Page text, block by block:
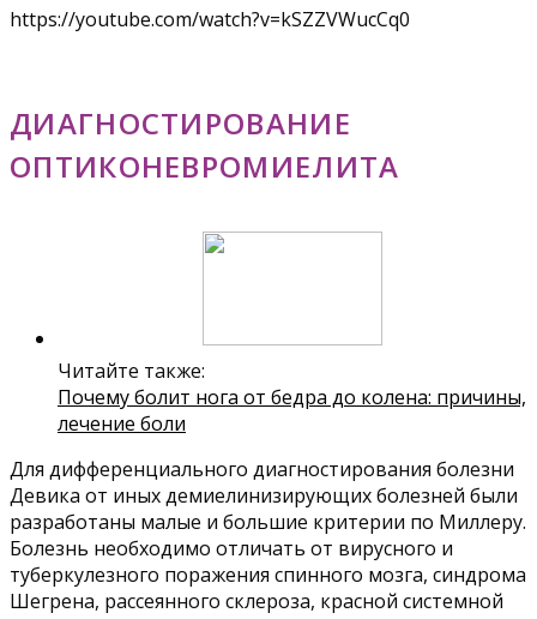
https://youtube.com/watch?v=kSZZVWucCq0
ДИАГНОСТИРОВАНИЕ
ОПТИКОНЕВРОМИЕЛИТА
Читайте также:
Почему болит нога от бедра до колена: причины,
лечение боли
Для дифференциального диагностирования болезни
Девика от иных демиелинизирующих болезней были
разработаны малые и большие критерии по Миллеру.
Болезнь необходимо отличать от вирусного и
туберкулезного поражения спинного мозга, синдрома
Шегрена, рассеянного склероза, красной системной